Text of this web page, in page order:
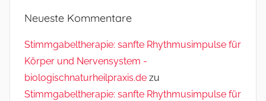
Neueste Kommentare
Stimmgabeltherapie: sanfte Rhythmusimpulse für
Körper und Nervensystem -
biologischnaturheilpraxis.de zu
Stimmgabeltherapie: sanfte Rhythmusimpulse für